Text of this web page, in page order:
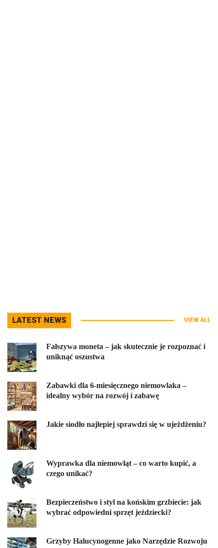
LATEST NEWS VIEW ALL
Fałszywa moneta – jak skutecznie je rozpoznać i
uniknąć oszustwa
Zabawki dla 6-miesięcznego niemowlaka –
idealny wybór na rozwój i zabawę
Jakie siodło najlepiej sprawdzi się w ujeżdżeniu?
Wyprawka dla niemowląt – co warto kupić, a
czego unikać?
Bezpieczeństwo i styl na końskim grzbiecie: jak
wybrać odpowiedni sprzęt jeździecki?
Grzyby Halucynogenne jako Narzędzie Rozwoju